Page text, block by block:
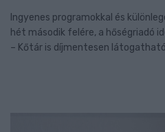
Ingyenes programokkal és
hét második felére, a hőségriadó
– Kőtár is díjmentesen